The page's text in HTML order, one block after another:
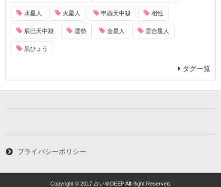
水星人 火星人 申酉天中殺 相性
辰巳天中殺 運勢 金星人 霊合星人
黒ひょう
タグ一覧
プライバシーポリシー
Copyright © 2017 占い＠DEEP All Right Reserved.